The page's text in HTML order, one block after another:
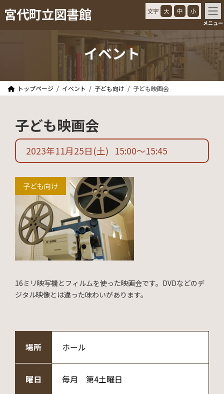
ン
プ
ビ
動
宮代町立図書館 文字 大 中 小
メニュー
イベント
トップページ イベント 子ども向け 子ども映画会
子ども映画会
2023年11月25日 (土) 15:00〜15:45
子ども向け
16ミリ映写機とフィルムを使った映画会です。DVDなどのデ
ジタル映像とは違った味わいがあります。
場所 ホール
曜日 毎月 第4土曜日